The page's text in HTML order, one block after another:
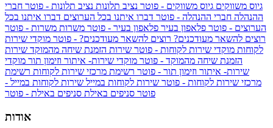
גיוס משווקים גיוס משווקים - פוטר נציב תלונות נציב תלונות - פוטר חברי
ההנהלה חברי ההנהלה - פוטר דברו איתנו בכל הערוצים דברו איתנו בכל
הערוצים - פוטר פלאפון בעיר פלאפון בעיר - פוטר משרות משרות - פוטר
רוצים להשאר מעודכנים? רוצים להשאר מעודכנים? - פוטר מוקדי שירות
לקוחות מוקדי שירות לקוחות - פוטר שירות הזמנת שיחה מהמוקד שירות
הזמנת שיחה מהמוקד - פוטר מוקדי שירות- איתור וזימון תור מוקדי
שירות- איתור וזימון תור - פוטר רשימת מרכזי שירות לקוחות רשימת
מרכזי שירות לקוחות - פוטר שירות לקוחות במייל שירות לקוחות במייל -
פוטר סניפים באילת סניפים באילת - פוטר
אודות